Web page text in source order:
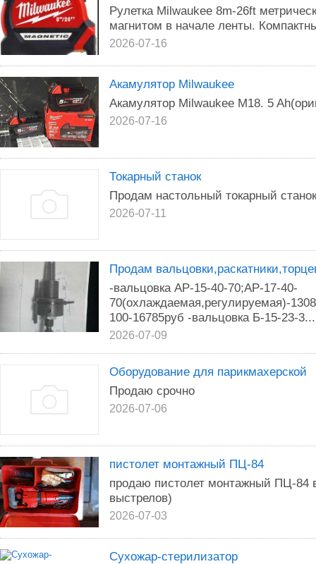
Рулетка Milwaukee 8m-26ft
магнитом в начале ленты.
2026-07-16
Акамулятор Milwaukee
Акамулятор Milwaukee M18. 5
2026-07-16
Токарный станок
Продам настольный токарный станок
2026-07-11
Продам
-вальцовка АР-15-40-70;АР-17-40-
70(охлаждаемая,регулируемая)-
100-16785руб -вальцовка Б-15-23-3...
2026-07-09
Оборудование для парикмахерской
Продаю срочно
2026-07-06
пистолет монтажный ПЦ-84
продаю пистолет монтажный ПЦ-84
выстрелов)
2026-07-03
Сухожар-стерилизатор